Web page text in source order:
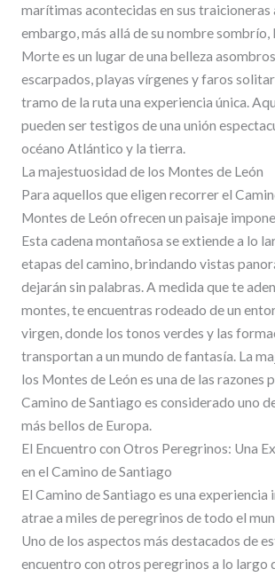
marítimas acontecidas en sus traicioneras
embargo, más allá de su nombre sombrío,
Morte es un lugar de una belleza
escarpados, playas vírgenes y faros
tramo de la ruta una experiencia única.
pueden ser testigos de una unión
océano Atlántico y la tierra.
La majestuosidad de los Montes de León
Para aquellos que eligen recorrer el
Montes de León ofrecen un paisaje
Esta cadena montañosa se extiende a lo
etapas del camino, brindando vistas
dejarán sin palabras. A medida que te
montes, te encuentras rodeado de un
virgen, donde los tonos verdes y las
transportan a un mundo de fantasía. La
los Montes de León es una de las razones
Camino de Santiago es considerado uno
más bellos de Europa.
El Encuentro con Otros Peregrinos: Una
en el Camino de Santiago
El Camino de Santiago es una experiencia
atrae a miles de peregrinos de todo el
Uno de los aspectos más destacados de
encuentro con otros peregrinos a lo largo